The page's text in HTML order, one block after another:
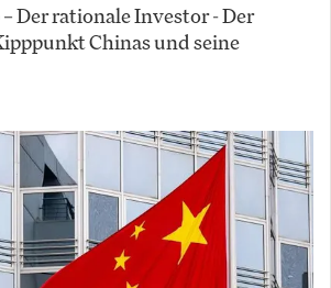
Der rationale Investor - Der
Chinas und seine